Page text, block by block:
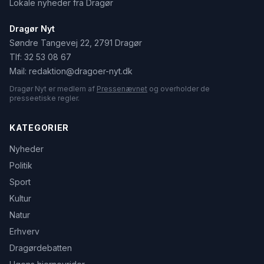
Lokale nyheder fra Dragør
Dragør Nyt
Søndre Tangevej 22, 2791 Dragør
Tlf: 32 53 08 67
Mail: redaktion@dragoer-nyt.dk
Dragør Nyt er medlem af Pressenævnet og overholder de
presseetiske regler.
KATEGORIER
Nyheder
Politik
Sport
Kultur
Natur
Erhverv
Dragørdebatten